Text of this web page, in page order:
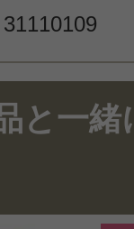
のク
ュー
と一